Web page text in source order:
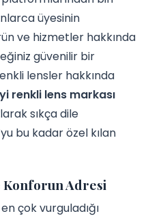
üyesinin
ve hizmetler hakkında
güvenilir bir
lensler hakkında
renkli lens markası
sıkça dile
bu kadar özel kılan
Konforun Adresi
çok vurguladığı